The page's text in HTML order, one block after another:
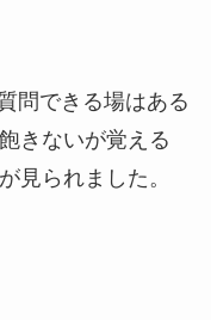
問できる場はある
きないが覚える
見られました。